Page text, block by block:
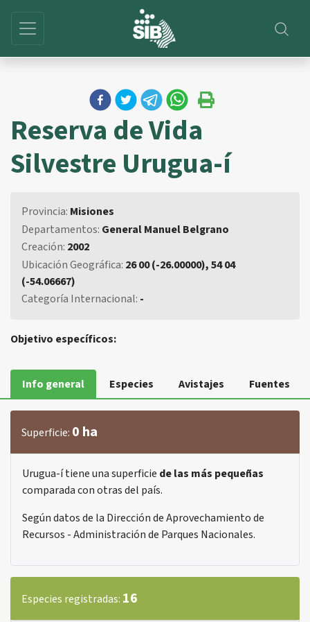
Reserva de Vida
Silvestre Urugua-í
Provincia: Misiones
Departamentos: General Manuel Belgrano
Creación: 2002
Ubicación Geográfica: 26 00 (-26.00000), 54 04
(-54.06667)
Categoría Internacional: -
Objetivo específicos:
Info general Especies Avistajes Fuentes
Superficie: 0 ha
Urugua-í tiene una superficie de las más pequeñas
comparada con otras del país.
Según datos de la Dirección de Aprovechamiento de
Recursos - Administración de Parques Nacionales.
Especies registradas: 16